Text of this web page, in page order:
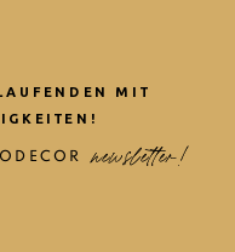
newsletter!
MIT
newsletter!